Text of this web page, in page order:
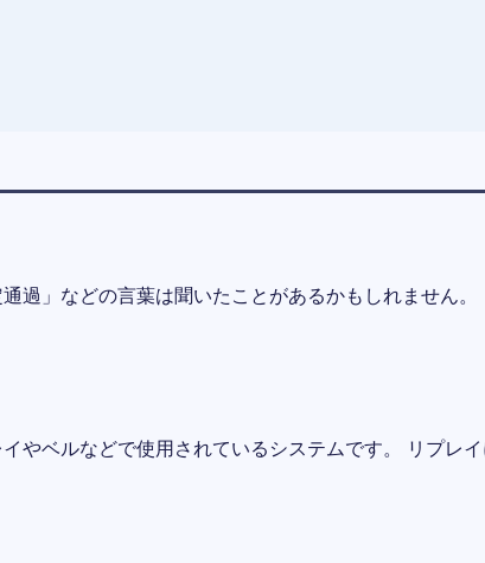
過」などの言葉は聞いたことがあるかもしれません。
やベルなどで使用されているシステムです。 リプレ